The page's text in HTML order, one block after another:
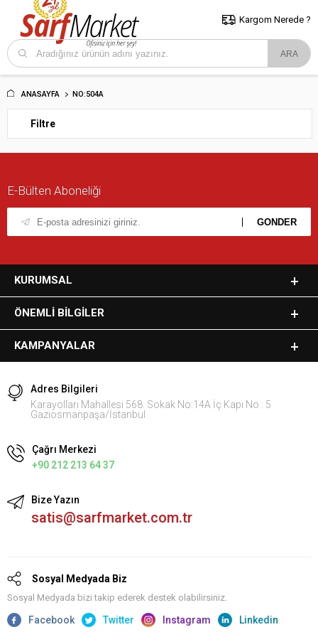
5000 TL ve Üzeri Alışverişlerde İstanbul İçi Kargo Bedava!
ve Trakya İçin Tıklayın..
Kargom Nerede ?
ANASAYFA NO:504A
Filtre
E-Bülten Aboneliği
KURUMSAL
ÖNEMLI BILGILER
KAMPANYALAR
Adres Bilgileri
Karayolları Mahallesi 568. Sokak No:14A İç Kapı No : 5
Gaziosmanpaşa/İstanbul
Çağrı Merkezi
+90 212 213 64 37
Bize Yazın
satis@sarfmarket.com.tr
Sosyal Medyada Biz
Sosyal Medyada bizi takip ederek destek olabilirsiniz.
Facebook Twitter Instagram Linkedin